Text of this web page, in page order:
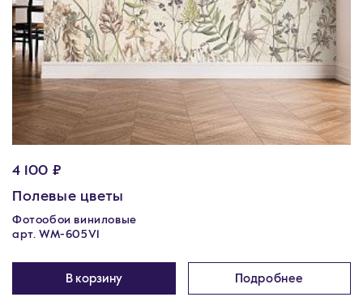
4 100 ₽
Полевые цветы
Фотообои виниловые
арт. WM-605V1
В корзину Подробнее